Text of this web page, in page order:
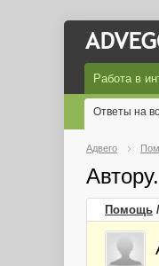
Работа в
Ответы на
Адвего
Помощь /